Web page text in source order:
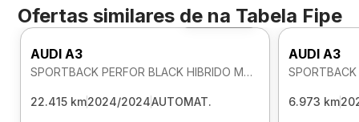
Ofertas similares de na Tabela Fipe
Foto 360º
AUDI A3
SPORTBACK PERFOR BLACK HIBRIDO MHEV 2.0 AUTOMATICO
22.415 km2024/2024AUTOMAT.
AUDI A3
6.973 km